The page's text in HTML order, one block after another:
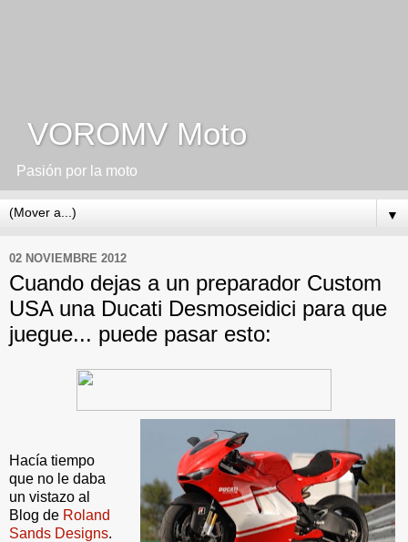
VOROMV Moto
Pasión por la moto
▼
02 NOVIEMBRE 2012
Cuando dejas a un preparador Custom
USA una Ducati Desmoseidici para que
juegue... puede pasar esto:
Hacía tiempo
que no le daba
un vistazo al
Blog de Roland
Sands Designs.